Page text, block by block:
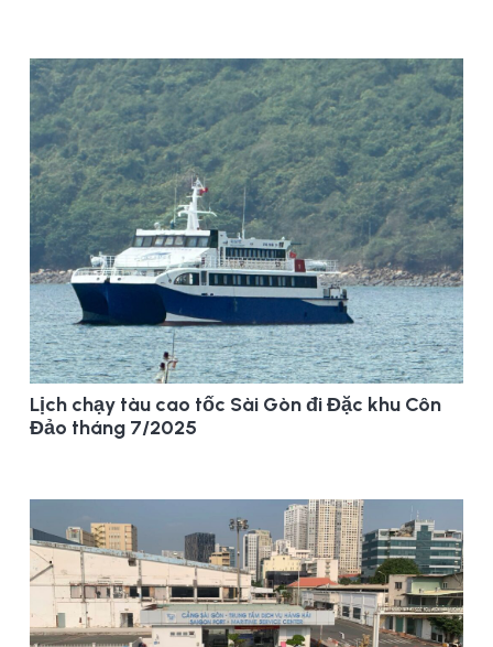
Lịch chạy tàu cao tốc Sài Gòn đi Đặc khu Côn
Đảo tháng 7/2025